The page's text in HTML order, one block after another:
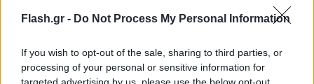
Flash.gr - Do Not Process My Personal Information
If you wish to opt-out of the sale, sharing to third parties, or
processing of your personal or sensitive information for